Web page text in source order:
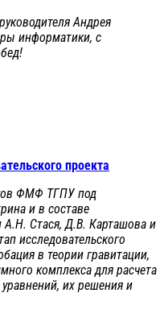
Андрея
информатики, с
проекта
ФМФ ТГПУ под
и в составе
Стася, Д.В. Карташова и
исследовательского
в теории гравитации,
комплекса для расчета
их решения и